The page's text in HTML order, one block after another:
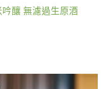
吟釀 無濾過生原酒